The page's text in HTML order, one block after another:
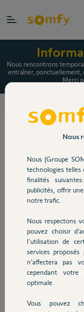
Nous rencontrons
entraîner, ponctuellement,
Merci
Motorisations radio
io RMS
avec
Nous
Nous (Groupe
technologies telles
finalités
publicités, offrir
notre trafic.
Nous respectons
pouvez choisir
l'utilisation de
services
n’affectera pas
cependant votre
optimale.
Vous pouvez